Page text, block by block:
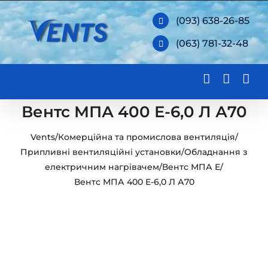
Skip
to
content
(093) 638-26-85
(063) 781-32-48
Вентс МПА 400 Е-6,0 Л А70
Vents/Комерційна та промислова вентиляція/
Припливні вентиляційні установки/Обладнання з
електричним нагрівачем/Вентс МПА Е/
Вентс МПА 400 Е-6,0 Л А70